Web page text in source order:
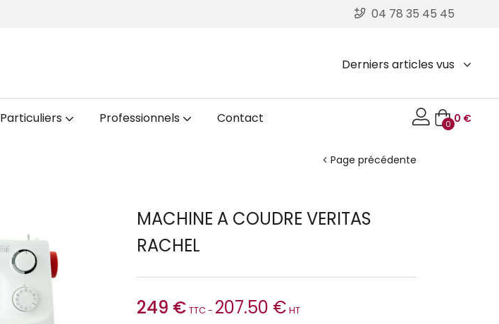
04 78 35 45 45
Derniers articles vus
Particuliers Professionnels Contact 0 0 €
Page précédente
MACHINE A COUDRE VERITAS
RACHEL
249 € TTC - 207.50 € HT